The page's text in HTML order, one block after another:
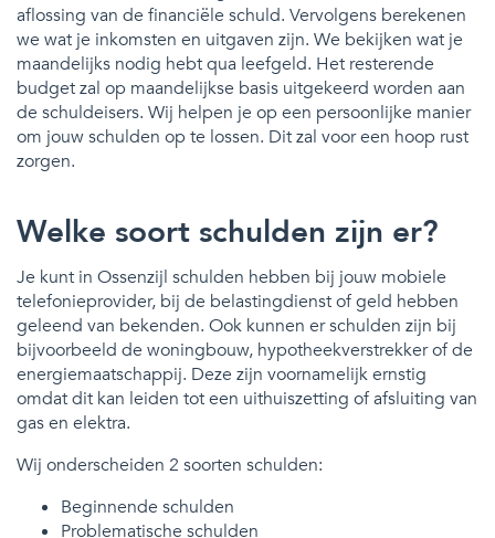
aflossing van de financiële schuld. Vervolgens berekenen
we wat je inkomsten en uitgaven zijn. We bekijken wat je
maandelijks nodig hebt qua leefgeld. Het resterende
budget zal op maandelijkse basis uitgekeerd worden aan
de schuldeisers. Wij helpen je op een persoonlijke manier
om jouw schulden op te lossen. Dit zal voor een hoop rust
zorgen.
Welke soort schulden zijn er?
Je kunt in Ossenzijl schulden hebben bij jouw mobiele
telefonieprovider, bij de belastingdienst of geld hebben
geleend van bekenden. Ook kunnen er schulden zijn bij
bijvoorbeeld de woningbouw, hypotheekverstrekker of de
energiemaatschappij. Deze zijn voornamelijk ernstig
omdat dit kan leiden tot een uithuiszetting of afsluiting van
gas en elektra.
Wij onderscheiden 2 soorten schulden:
Beginnende schulden
Problematische schulden